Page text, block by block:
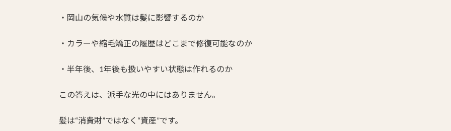
・岡山の気候や水質は髪に影響するのか
・カラーや縮毛矯正の履歴はどこまで修復可能なのか
・半年後、1年後も扱いやすい状態は作れるのか
この答えは、派手な光の中にはありません。
髪は“消費財”ではなく“資産”です。